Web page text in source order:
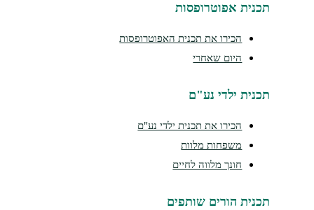
תכנית אפוטרופסות
הכירו את תכנית האפוטרופסות
היום שאחרי
תכנית ילדי נע"ם
הכירו את תכנית ילדי נע"ם
משפחות מלוות
חונך מלווה לחיים
תכנית הורים שותפים